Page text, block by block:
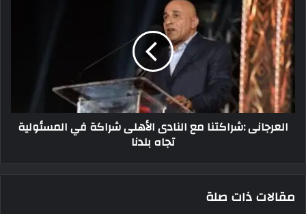
العرجانى :شراكتنا مع النادى الأهلى شراكة في المسئولية
تجاه بلدنا
مقالات ذات صلة